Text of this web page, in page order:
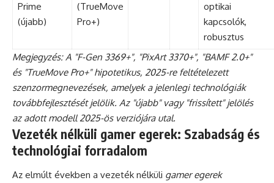
Prime
(újabb)
(TrueMove
Pro+)
optikai
kapcsolók,
robusztus
Megjegyzés: A "F-Gen 3369+", "PixArt 3370+", "BAMF 2.0+"
és "TrueMove Pro+" hipotetikus, 2025-re feltételezett
szenzormegnevezések, amelyek a jelenlegi technológiák
továbbfejlesztését jelölik. Az "újabb" vagy "frissített" jelölés
az adott modell 2025-ös verziójára utal.
Vezeték nélküli gamer egerek: Szabadság és
technológiai forradalom
Az elmúlt években a vezeték nélküli gamer egerek